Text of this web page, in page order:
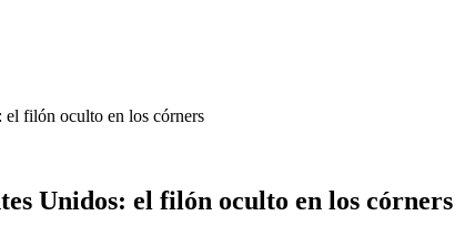
filón oculto en los córners
Unidos: el filón oculto en los córners